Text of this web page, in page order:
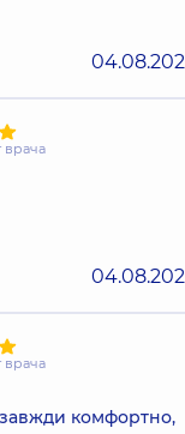
врача
врача
комфортно,